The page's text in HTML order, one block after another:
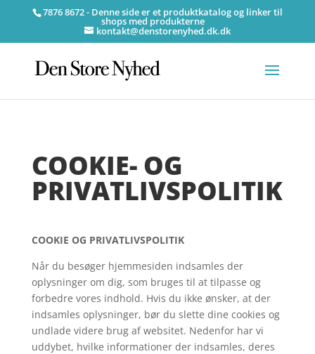
7876 8672 - Denne side er et produktkatalog og linker til
shops med produkterne
kontakt@denstorenyhed.dk.dk
COOKIE- OG
PRIVATLIVSPOLITIK
COOKIE OG PRIVATLIVSPOLITIK
Når du besøger hjemmesiden indsamles der
oplysninger om dig, som bruges til at tilpasse og
forbedre vores indhold. Hvis du ikke ønsker, at der
indsamles oplysninger, bør du slette dine cookies og
undlade videre brug af websitet. Nedenfor har vi
uddybet, hvilke informationer der indsamles, deres